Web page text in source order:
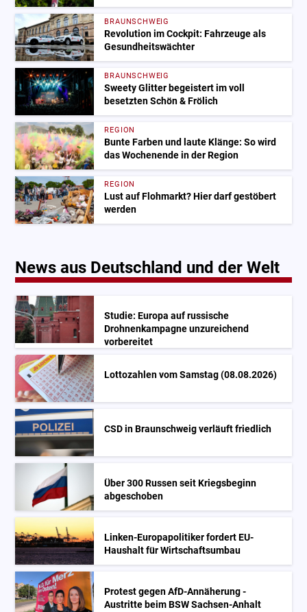
BRAUNSCHWEIG
Revolution im Cockpit: Fahrzeuge als
Gesundheitswächter
BRAUNSCHWEIG
Sweety Glitter begeistert im voll
besetzten Schön & Frölich
REGION
Bunte Farben und laute Klänge: So wird
das Wochenende in der Region
REGION
Lust auf Flohmarkt? Hier darf gestöbert
werden
News aus Deutschland und der Welt
Studie: Europa auf russische
Drohnenkampagne unzureichend
vorbereitet
Lottozahlen vom Samstag (08.08.2026)
CSD in Braunschweig verläuft friedlich
Über 300 Russen seit Kriegsbeginn
abgeschoben
Linken-Europapolitiker fordert EU-
Haushalt für Wirtschaftsumbau
Protest gegen AfD-Annäherung -
Austritte beim BSW Sachsen-Anhalt